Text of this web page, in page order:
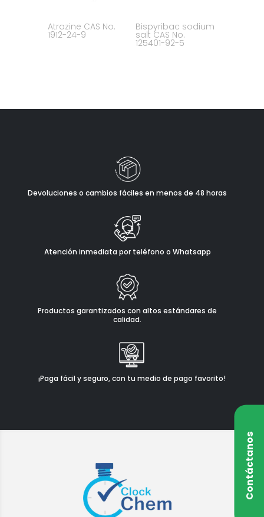
Atrazine CAS No.
1912-24-9
Bispyribac sodium
salt CAS No.
125401-92-5
Devoluciones o cambios fáciles en menos de 48 horas
Atención inmediata por teléfono o Whatsapp
Productos garantizados con altos estándares de
calidad.
¡Paga fácil y seguro, con tu medio de pago favorito!
Contáctanos